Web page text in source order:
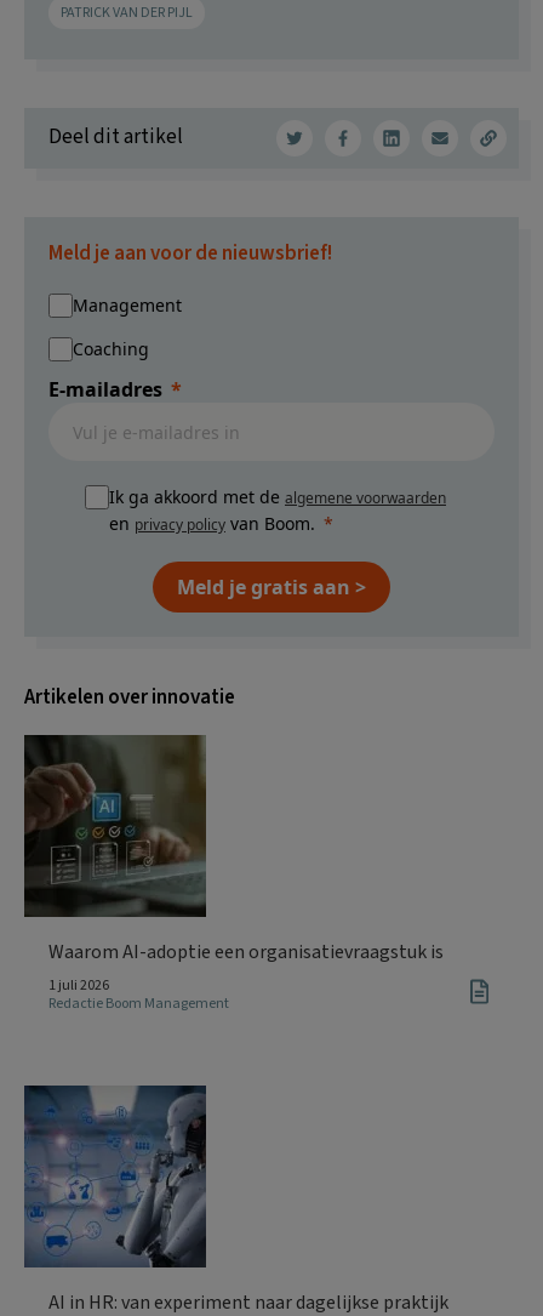
PATRICK VAN DER PIJL
Deel dit artikel
Meld je aan voor de nieuwsbrief!
Management
Coaching
E-mailadres
Ik ga akkoord met de algemene voorwaarden
en privacy policy van Boom.
Meld je gratis aan >
Artikelen over innovatie
Waarom AI-adoptie een organisatievraagstuk is
1 juli 2026
Redactie Boom Management
AI in HR: van experiment naar dagelijkse praktijk